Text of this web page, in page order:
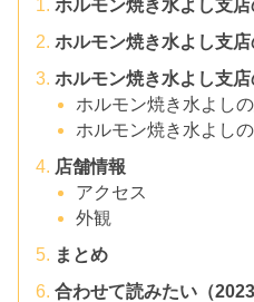
ホルモン焼き水よし支
ホルモン焼き水よし支
ホルモン焼き水よし支店
ホルモン焼き水よし
ホルモン焼き水よし
店舗情報
アクセス
外観
まとめ
合わせて読みたい（